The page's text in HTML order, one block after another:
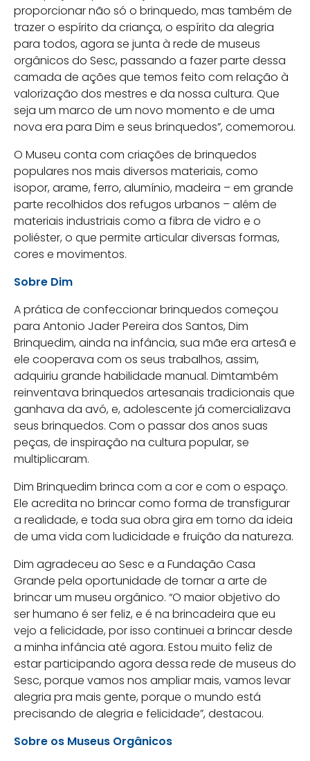
proporcionar não só o brinquedo, mas também de
trazer o espírito da criança, o espírito da alegria
para todos, agora se junta à rede de museus
orgânicos do Sesc, passando a fazer parte dessa
camada de ações que temos feito com relação à
valorização dos mestres e da nossa cultura. Que
seja um marco de um novo momento e de uma
nova era para Dim e seus brinquedos”, comemorou.
O Museu conta com criações de brinquedos
populares nos mais diversos materiais, como
isopor, arame, ferro, alumínio, madeira – em grande
parte recolhidos dos refugos urbanos – além de
materiais industriais como a fibra de vidro e o
poliéster, o que permite articular diversas formas,
cores e movimentos.
Sobre Dim
A prática de confeccionar brinquedos começou
para Antonio Jader Pereira dos Santos, Dim
Brinquedim, ainda na infância, sua mãe era artesã e
ele cooperava com os seus trabalhos, assim,
adquiriu grande habilidade manual. Dimtambém
reinventava brinquedos artesanais tradicionais que
ganhava da avó, e, adolescente já comercializava
seus brinquedos. Com o passar dos anos suas
peças, de inspiração na cultura popular, se
multiplicaram.
Dim Brinquedim brinca com a cor e com o espaço.
Ele acredita no brincar como forma de transfigurar
a realidade, e toda sua obra gira em torno da ideia
de uma vida com ludicidade e fruição da natureza.
Dim agradeceu ao Sesc e a Fundação Casa
Grande pela oportunidade de tornar a arte de
brincar um museu orgânico. “O maior objetivo do
ser humano é ser feliz, e é na brincadeira que eu
vejo a felicidade, por isso continuei a brincar desde
a minha infância até agora. Estou muito feliz de
estar participando agora dessa rede de museus do
Sesc, porque vamos nos ampliar mais, vamos levar
alegria pra mais gente, porque o mundo está
precisando de alegria e felicidade”, destacou.
Sobre os Museus Orgânicos